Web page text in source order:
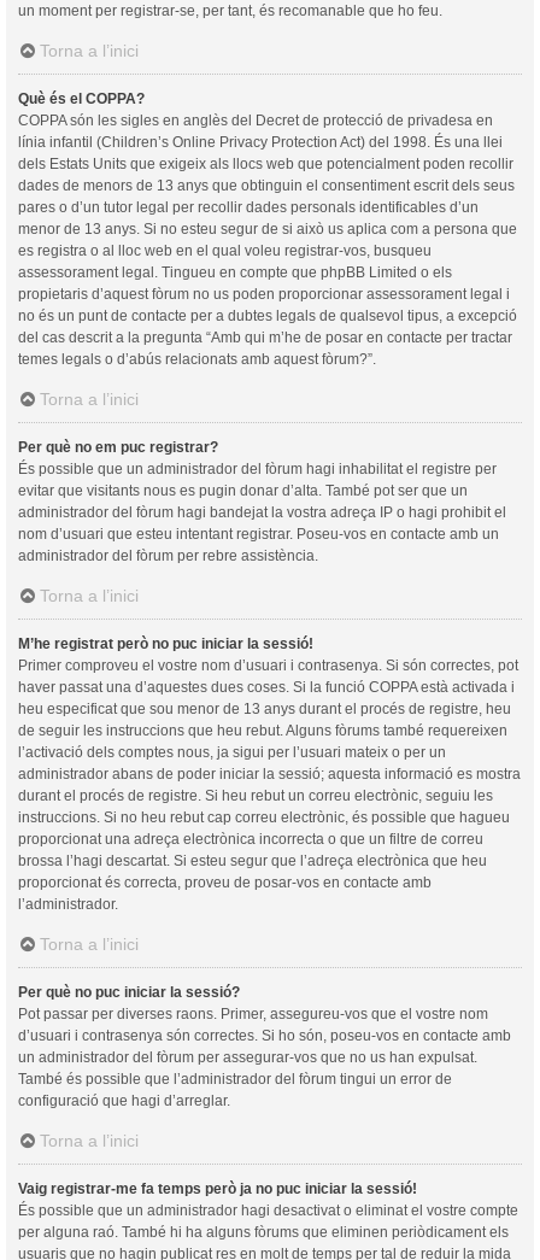
un moment per registrar-se, per tant, és recomanable que ho feu.
Torna a l’inici
Què és el COPPA?
COPPA són les sigles en anglès del Decret de protecció de privadesa en
línia infantil (Children’s Online Privacy Protection Act) del 1998. És una llei
dels Estats Units que exigeix als llocs web que potencialment poden recollir
dades de menors de 13 anys que obtinguin el consentiment escrit dels seus
pares o d’un tutor legal per recollir dades personals identificables d’un
menor de 13 anys. Si no esteu segur de si això us aplica com a persona que
es registra o al lloc web en el qual voleu registrar-vos, busqueu
assessorament legal. Tingueu en compte que phpBB Limited o els
propietaris d’aquest fòrum no us poden proporcionar assessorament legal i
no és un punt de contacte per a dubtes legals de qualsevol tipus, a excepció
del cas descrit a la pregunta “Amb qui m’he de posar en contacte per tractar
temes legals o d’abús relacionats amb aquest fòrum?”.
Torna a l’inici
Per què no em puc registrar?
És possible que un administrador del fòrum hagi inhabilitat el registre per
evitar que visitants nous es pugin donar d’alta. També pot ser que un
administrador del fòrum hagi bandejat la vostra adreça IP o hagi prohibit el
nom d’usuari que esteu intentant registrar. Poseu-vos en contacte amb un
administrador del fòrum per rebre assistència.
Torna a l’inici
M’he registrat però no puc iniciar la sessió!
Primer comproveu el vostre nom d’usuari i contrasenya. Si són correctes, pot
haver passat una d’aquestes dues coses. Si la funció COPPA està activada i
heu especificat que sou menor de 13 anys durant el procés de registre, heu
de seguir les instruccions que heu rebut. Alguns fòrums també requereixen
l’activació dels comptes nous, ja sigui per l’usuari mateix o per un
administrador abans de poder iniciar la sessió; aquesta informació es mostra
durant el procés de registre. Si heu rebut un correu electrònic, seguiu les
instruccions. Si no heu rebut cap correu electrònic, és possible que hagueu
proporcionat una adreça electrònica incorrecta o que un filtre de correu
brossa l’hagi descartat. Si esteu segur que l’adreça electrònica que heu
proporcionat és correcta, proveu de posar-vos en contacte amb
l’administrador.
Torna a l’inici
Per què no puc iniciar la sessió?
Pot passar per diverses raons. Primer, assegureu-vos que el vostre nom
d’usuari i contrasenya són correctes. Si ho són, poseu-vos en contacte amb
un administrador del fòrum per assegurar-vos que no us han expulsat.
També és possible que l’administrador del fòrum tingui un error de
configuració que hagi d’arreglar.
Torna a l’inici
Vaig registrar-me fa temps però ja no puc iniciar la sessió!
És possible que un administrador hagi desactivat o eliminat el vostre compte
per alguna raó. També hi ha alguns fòrums que eliminen periòdicament els
usuaris que no hagin publicat res en molt de temps per tal de reduir la mida